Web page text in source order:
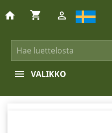
home shopping_cart 
VALIKKO